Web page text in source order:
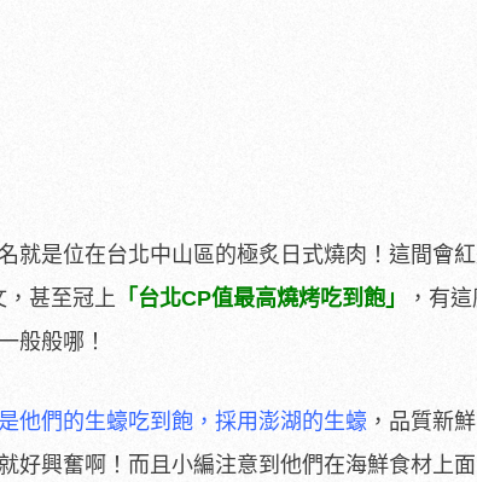
就是位在台北中山區的極炙日式燒肉！這間會
，甚至冠上 「台北CP值最高燒烤吃到飽」
，有
般般哪！
他們的生蠔吃到飽，採用澎湖的生蠔 ，品質新
好興奮啊！而且小編注意到他們在海鮮食材上